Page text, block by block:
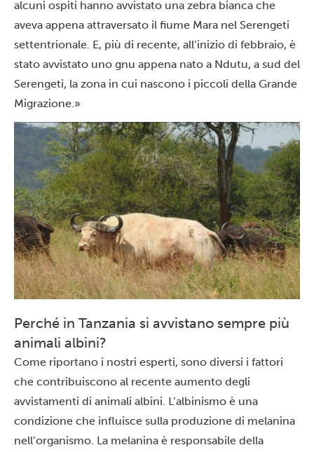
alcuni ospiti hanno avvistato una zebra bianca che
aveva appena attraversato il fiume Mara nel Serengeti
settentrionale. E, più di recente, all’inizio di febbraio, è
stato avvistato uno gnu appena nato a Ndutu, a sud del
Serengeti, la zona in cui nascono i piccoli della Grande
Migrazione.»
Perché in Tanzania si avvistano sempre più
animali albini?
Come riportano i nostri esperti, sono diversi i fattori
che contribuiscono al recente aumento degli
avvistamenti di animali albini. L’albinismo è una
condizione che influisce sulla produzione di melanina
nell’organismo. La melanina è responsabile della